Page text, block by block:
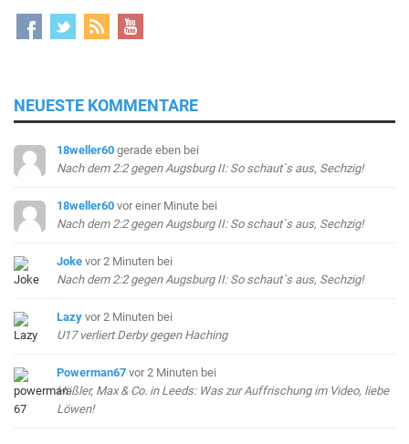
NEUESTE KOMMENTARE
18weller60 gerade eben bei
Nach dem 2:2 gegen Augsburg II: So schaut`s aus, Sechzig!
18weller60 vor einer Minute bei
Nach dem 2:2 gegen Augsburg II: So schaut`s aus, Sechzig!
Joke vor 2 Minuten bei
Nach dem 2:2 gegen Augsburg II: So schaut`s aus, Sechzig!
Lazy vor 2 Minuten bei
U17 verliert Derby gegen Haching
Powerman67 vor 2 Minuten bei
Häßler, Max & Co. in Leeds: Was zur Auffrischung im Video, liebe
Löwen!